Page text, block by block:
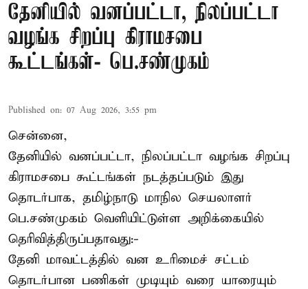
தேனியில் வனப்பட்டா, நிலப்பட்டா
வழங்க சிறப்பு கிராமசபை
கூட்டங்கள்- பெ.சண்முகம்
Published on: 07 Aug 2026, 3:55 pm
சென்னை,
தேனியில் வனப்பட்டா, நிலப்பட்டா வழங்க சிறப்பு
கிராமசபை கூட்டங்கள் நடத்தப்படும் இது
தொடர்பாக, தமிழ்நாடு மாநில செயலாளர்
பெ.சண்முகம் வெளியிட்டுள்ள அறிக்கையில்
தெரிவித்திருப்பதாவது:-
தேனி மாவட்டத்தில் வன உரிமைச் சட்டம்
தொடர்பான பணிகள் முடியும் வரை யாரையும்